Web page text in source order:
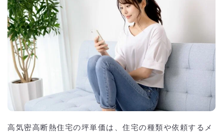
高気密高断熱住宅の坪単価は、住宅の種類や依頼するメ